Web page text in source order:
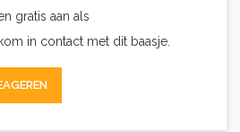
gratis aan als
in contact met dit baasje.